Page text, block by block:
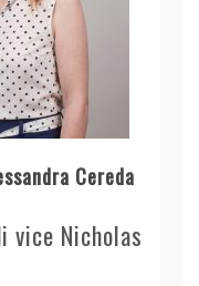
Cereda
vice Nicholas